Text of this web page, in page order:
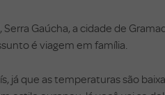
Gaúcha, a cidade de
é viagem em família.
já que as temperaturas são